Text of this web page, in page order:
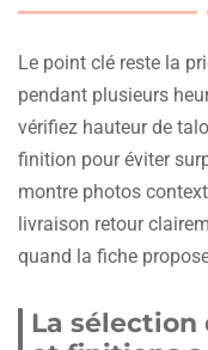
Le point clé reste la
pendant plusieurs
vérifiez hauteur de
finition pour éviter
montre photos
livraison retour
quand la fiche
La sélection